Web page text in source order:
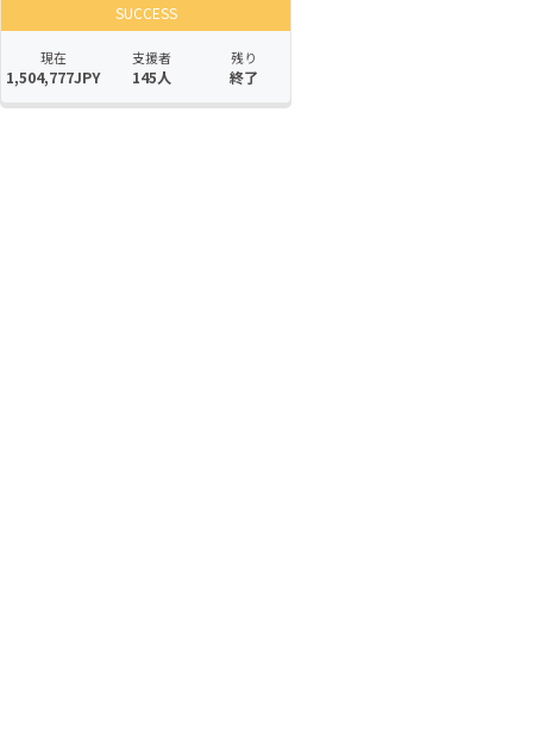
SUCCESS
現在
1,504,777JPY
支援者
145人
残り
終了